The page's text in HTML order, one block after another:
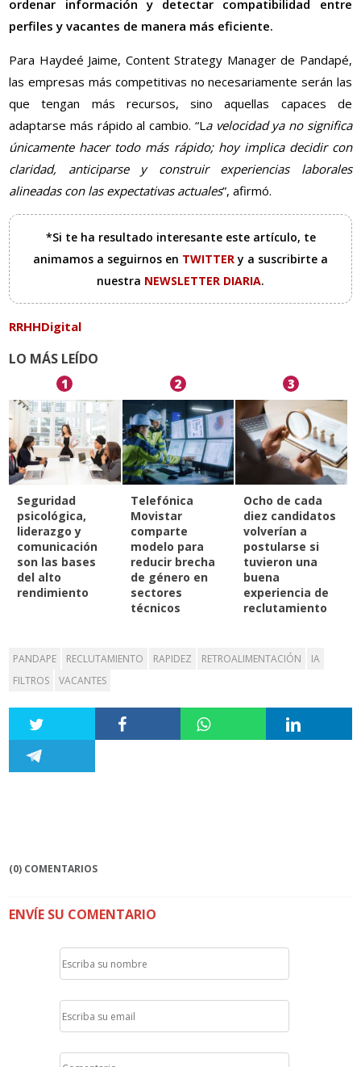
ordenar información y detectar compatibilidad entre
perfiles y vacantes de manera más eficiente.
Para Haydeé Jaime, Content Strategy Manager de Pandapé,
las empresas más competitivas no necesariamente serán las
que tengan más recursos, sino aquellas capaces de
adaptarse más rápido al cambio. “La velocidad ya no significa
únicamente hacer todo más rápido; hoy implica decidir con
claridad, anticiparse y construir experiencias laborales
alineadas con las expectativas actuales”, afirmó.
*Si te ha resultado interesante este artículo, te
animamos a seguirnos en TWITTERy a suscribirte a
nuestra NEWSLETTER DIARIA.
RRHHDigital
LO MÁS LEÍDO
1
Seguridad
psicológica,
liderazgo y
comunicación
son las bases
del alto
rendimiento
2
Telefónica
Movistar
comparte
modelo para
reducir brecha
de género en
sectores
técnicos
3
Ocho de cada
diez candidatos
volverían a
postularse si
tuvieron una
buena
experiencia de
reclutamiento
PANDAPE RECLUTAMIENTO RAPIDEZ RETROALIMENTACIÓN
IA
FILTROS
VACANTES
(0) COMENTARIOS
ENVÍE SU COMENTARIO